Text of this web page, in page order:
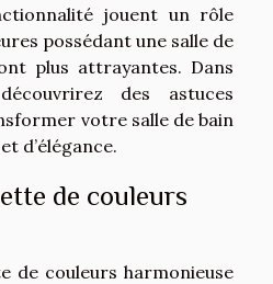
jouent un rôle
possédant une salle de
plus attrayantes. Dans
des astuces
votre salle de bain
d’élégance.
de couleurs
de couleurs harmonieuse